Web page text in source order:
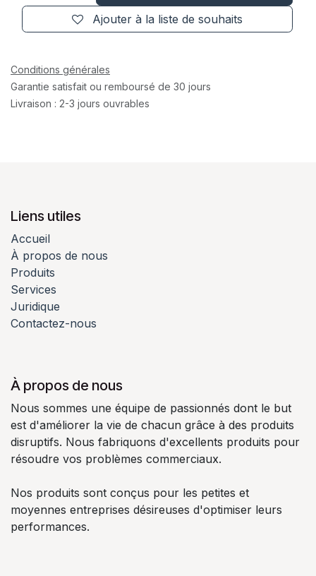
Ajouter à la liste de souhaits
Conditions générales
Garantie satisfait ou remboursé de 30 jours
Livraison : 2-3 jours ouvrables
Liens utiles
Accueil
À propos de nous
Produits
Services
Juridique
Contactez-nous
À propos de nous
Nous sommes une équipe de passionnés dont le but
est d'améliorer la vie de chacun grâce à des produits
disruptifs. Nous fabriquons d'excellents produits pour
résoudre vos problèmes commerciaux.
Nos produits sont conçus pour les petites et
moyennes entreprises désireuses d'optimiser leurs
performances.